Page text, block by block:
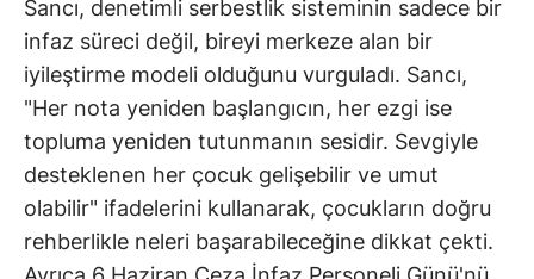
Sancı, denetimli serbestlik sisteminin sadece bir
infaz süreci değil, bireyi merkeze alan bir
iyileştirme modeli olduğunu vurguladı. Sancı,
"Her nota yeniden başlangıcın, her ezgi ise
topluma yeniden tutunmanın sesidir. Sevgiyle
desteklenen her çocuk gelişebilir ve umut
olabilir" ifadelerini kullanarak, çocukların doğru
rehberlikle neleri başarabileceğine dikkat çekti.